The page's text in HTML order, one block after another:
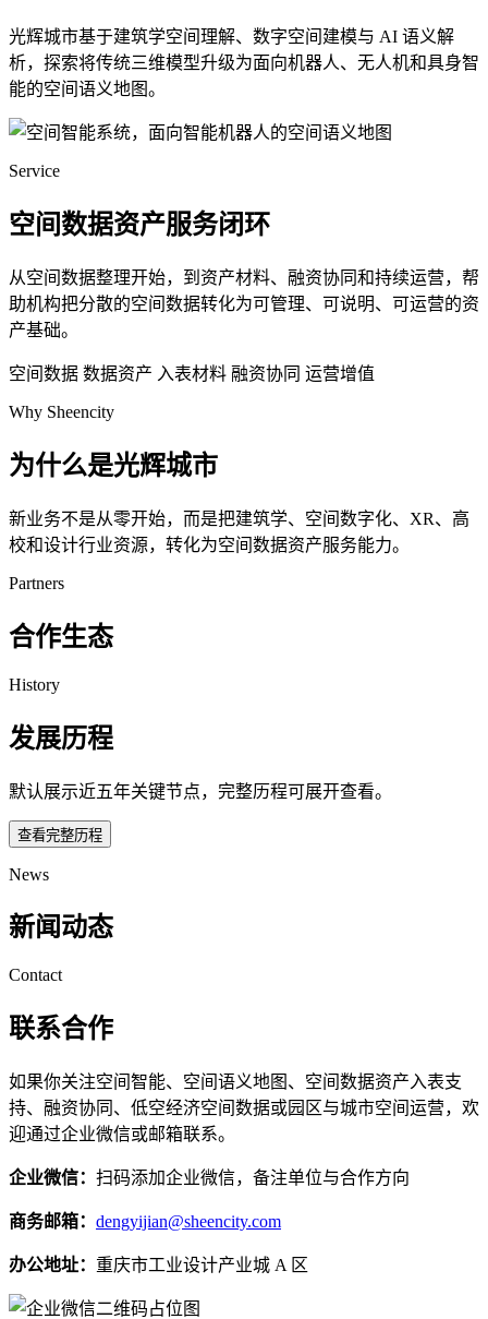
光辉城市基于建筑学空间理解、数字空间建模与 AI 语义解
析，探索将传统三维模型升级为面向机器人、无人机和具身智
能的空间语义地图。
Service
空间数据资产服务闭环
从空间数据整理开始，到资产材料、融资协同和持续运营，帮
助机构把分散的空间数据转化为可管理、可说明、可运营的资
产基础。
空间数据 数据资产 入表材料 融资协同 运营增值
Why Sheencity
为什么是光辉城市
新业务不是从零开始，而是把建筑学、空间数字化、XR、高
校和设计行业资源，转化为空间数据资产服务能力。
Partners
合作生态
History
发展历程
默认展示近五年关键节点，完整历程可展开查看。
查看完整历程
News
新闻动态
Contact
联系合作
如果你关注空间智能、空间语义地图、空间数据资产入表支
持、融资协同、低空经济空间数据或园区与城市空间运营，欢
迎通过企业微信或邮箱联系。
企业微信： 扫码添加企业微信，备注单位与合作方向
商务邮箱： dengyijian@sheencity.com
办公地址： 重庆市工业设计产业城 A 区